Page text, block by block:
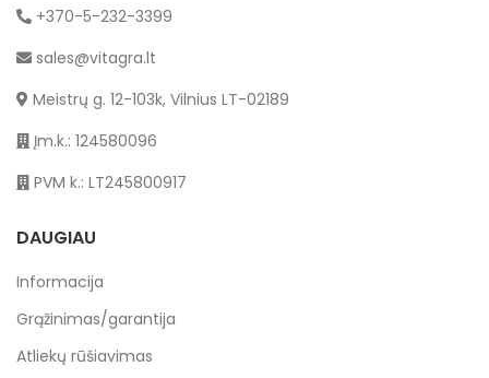
+370-5-232-3399
sales@vitagra.lt
Meistrų g. 12-103k, Vilnius LT-02189
Įm.k.: 124580096
PVM k.: LT245800917
DAUGIAU
Informacija
Grąžinimas/garantija
Atliekų rūšiavimas